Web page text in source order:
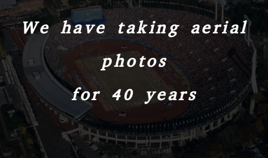
We have taking aerial
photos
for 40 years